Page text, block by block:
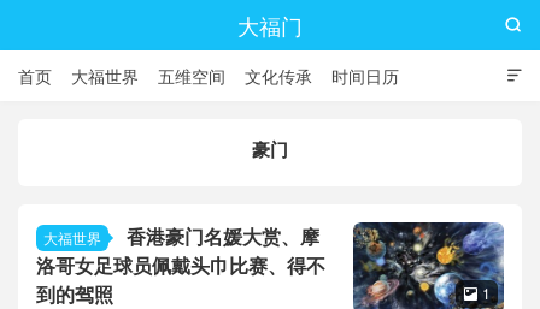
大福门

首页 大福世界 五维空间 文化传承 时间日历

豪门
大福世界
香港豪门名媛大赏、摩
洛哥女足球员佩戴头巾比赛、得不
到的驾照
 1